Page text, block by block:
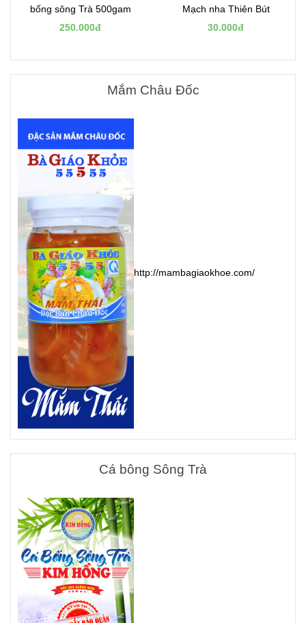
bống sông Trà 500gam
250.000đ
Mạch nha Thiên Bút
30.000đ
Mắm Châu Đốc
http://mambagiaokhoe.com/
Cá bông Sông Trà